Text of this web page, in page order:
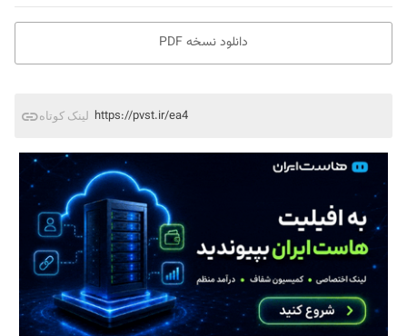
دانلود نسخه PDF
لینک کوتاه https://pvst.ir/ea4